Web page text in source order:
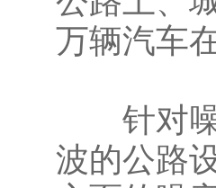
万辆汽车
针对噪
波的公路